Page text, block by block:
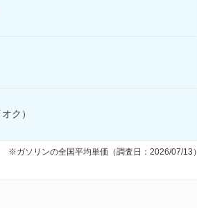
ク）
※ガソリンの全国平均単価（調査日：2026/07/13）